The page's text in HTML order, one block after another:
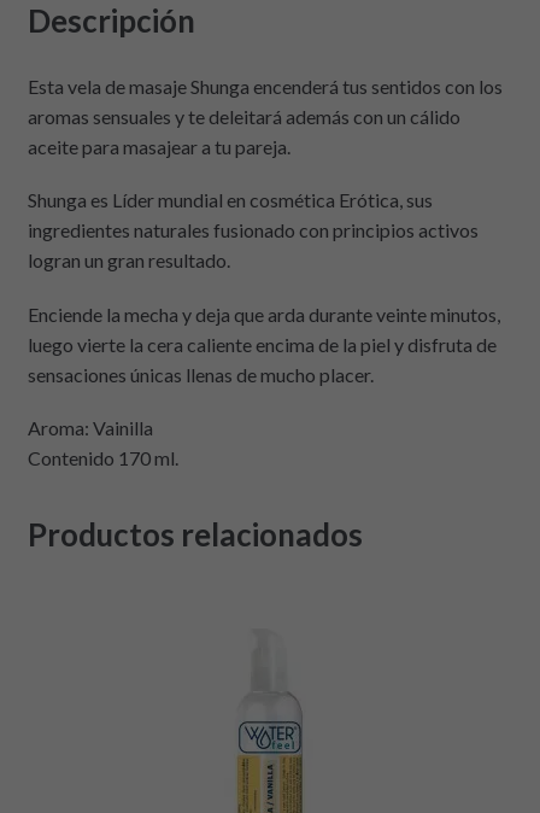
Descripción
Esta vela de masaje Shunga encenderá tus sentidos con los
aromas sensuales y te deleitará además con un cálido
aceite para masajear a tu pareja.
Shunga es Líder mundial en cosmética Erótica, sus
ingredientes naturales fusionado con principios activos
logran un gran resultado.
Enciende la mecha y deja que arda durante veinte minutos,
luego vierte la cera caliente encima de la piel y disfruta de
sensaciones únicas llenas de mucho placer.
Aroma: Vainilla
Contenido 170 ml.
Productos relacionados